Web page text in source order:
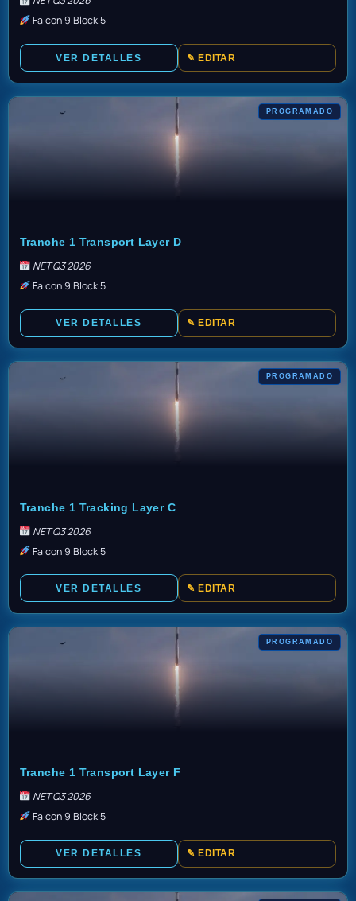
Falcon 9 Block 5
VER DETALLES ✎ EDITAR
PROGRAMADO
Tranche 1 Transport Layer D
NET Q3 2026
Falcon 9 Block 5
VER DETALLES ✎ EDITAR
PROGRAMADO
Tranche 1 Tracking Layer C
NET Q3 2026
Falcon 9 Block 5
VER DETALLES ✎ EDITAR
PROGRAMADO
Tranche 1 Transport Layer F
NET Q3 2026
Falcon 9 Block 5
VER DETALLES ✎ EDITAR